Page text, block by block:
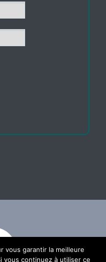
vous garantir la meilleure
vous continuez à utiliser ce